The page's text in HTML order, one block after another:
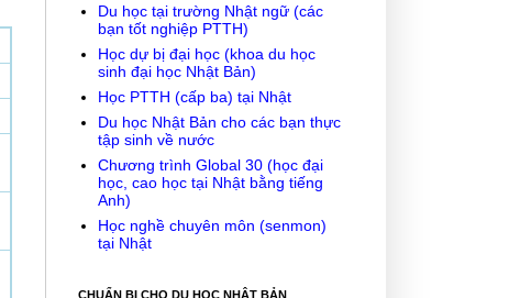
Du học tại trường Nhật ngữ (các
bạn tốt nghiệp PTTH)
Học dự bị đại học (khoa du học
sinh đại học Nhật Bản)
Học PTTH (cấp ba) tại Nhật
Du học Nhật Bản cho các bạn thực
tập sinh về nước
Chương trình Global 30 (học đại
học, cao học tại Nhật bằng tiếng
Anh)
Học nghề chuyên môn (senmon)
tại Nhật
CHUẨN BỊ CHO DU HỌC NHẬT BẢN